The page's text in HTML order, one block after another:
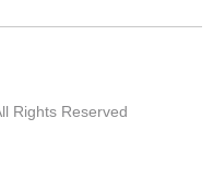
Rights Reserved